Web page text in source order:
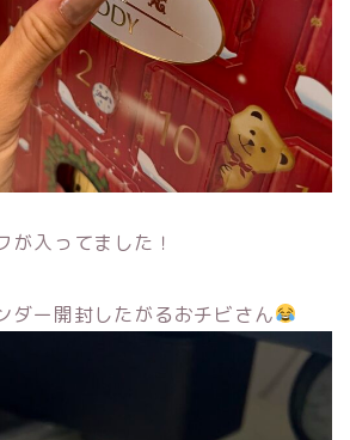
が入ってました！
ー開封したがるおチビさん